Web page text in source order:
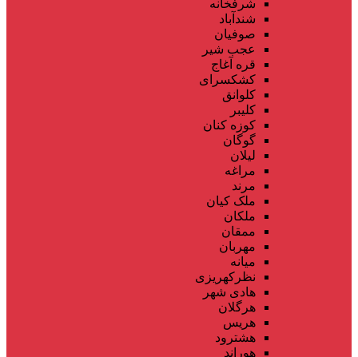
شرفخانه
شندآباد
صوفیان
عجب شیر
قره آغاج
کشکسرای
کلوانق
کلیبر
کوزه کنان
گوگان
لیلان
مراغه
مرند
ملک کیان
ملکان
ممقان
مهربان
میانه
نظرکهریزی
هادی شهر
هرگلان
هریس
هشترود
هوراند